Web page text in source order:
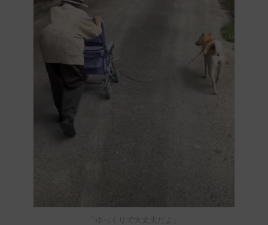
「ゆっくりで大丈夫だよ」